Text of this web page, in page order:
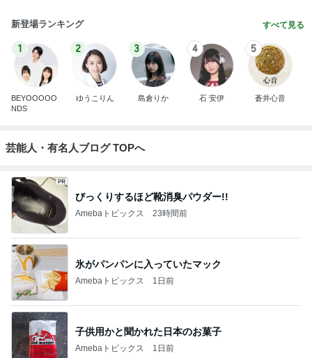
新登場ランキング すべて見る
1
BEYOOOOO
NDS
2
ゆうこりん
3
島倉りか
4
石 安伊
5
蒼井心音
芸能人・有名人ブログ TOPへ
びっくりするほど靴消臭パウダー!!
Amebaトピックス 23時間前
氷がパンパンに入っていたマック
Amebaトピックス 1日前
子供用かと聞かれた日本のお菓子
Amebaトピックス 1日前